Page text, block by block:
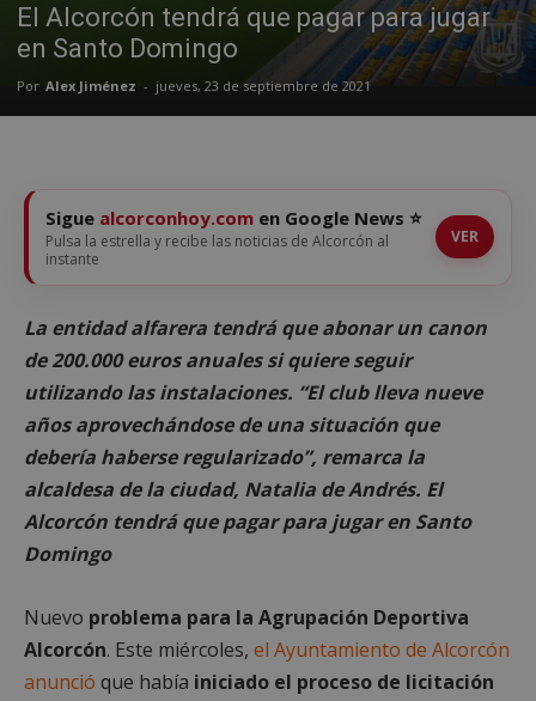
El Alcorcón tendrá que pagar para jugar
en Santo Domingo
Por Alex Jiménez - jueves, 23 de septiembre de 2021
Sigue alcorconhoy.com en Google News ⭐
Pulsa la estrella y recibe las noticias de Alcorcón al
instante
VER
La entidad alfarera tendrá que abonar un canon
de 200.000 euros anuales si quiere seguir
utilizando las instalaciones. “El club lleva nueve
años aprovechándose de una situación que
debería haberse regularizado”, remarca la
alcaldesa de la ciudad, Natalia de Andrés. El
Alcorcón tendrá que pagar para jugar en Santo
Domingo
Nuevo problema para la Agrupación Deportiva
Alcorcón. Este miércoles, el Ayuntamiento de Alcorcón
anunció que había iniciado el proceso de licitación